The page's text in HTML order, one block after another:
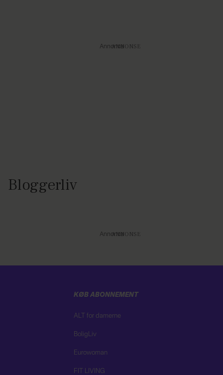
Annonce
Bloggerliv
Annonce
KØB ABONNEMENT
ALT for damerne
BoligLiv
Eurowoman
FIT LIVING